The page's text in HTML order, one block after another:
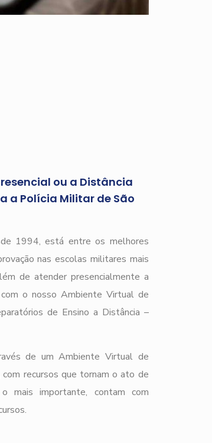
ou a Distância
a Polícia Militar de São
1994, está entre os melhores
nas escolas militares mais
de atender presencialmente a
o nosso Ambiente Virtual de
de Ensino a Distância –
de um Ambiente Virtual de
recursos que tornam o ato de
mais importante, contam com